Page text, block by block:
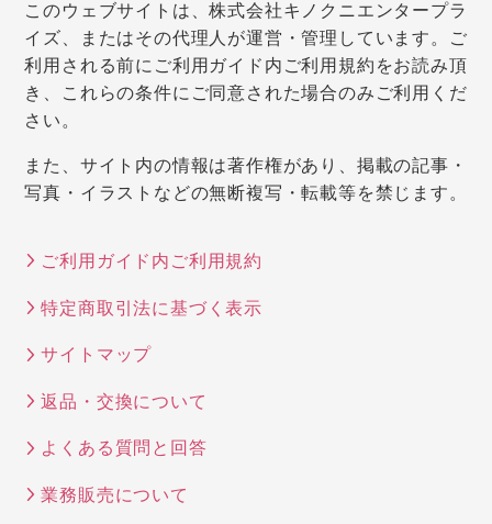
このウェブサイトは、株式会社キノクニエンタープラ
イズ、またはその代理人が運営・管理しています。ご
利用される前にご利用ガイド内ご利用規約をお読み頂
き、これらの条件にご同意された場合のみご利用くだ
さい。
また、サイト内の情報は著作権があり、掲載の記事・
写真・イラストなどの無断複写・転載等を禁じます。
ご利用ガイド内ご利用規約
特定商取引法に基づく表示
サイトマップ
返品・交換について
よくある質問と回答
業務販売について